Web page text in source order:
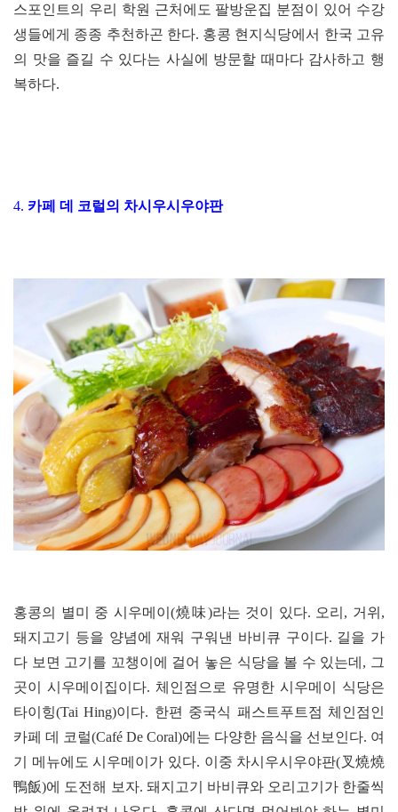
스포인트의 우리 학원 근처에도 팔방운집 분점이 있어 수강
생들에게 종종 추천하곤 한다. 홍콩 현지식당에서 한국 고유
의 맛을 즐길 수 있다는 사실에 방문할 때마다 감사하고 행
복하다.
4. 카페 데 코럴의 차시우시우야판
홍콩의 별미 중 시우메이(燒味)라는 것이 있다. 오리, 거위,
돼지고기 등을 양념에 재워 구워낸 바비큐 구이다. 길을 가
다 보면 고기를 꼬챙이에 걸어 놓은 식당을 볼 수 있는데, 그
곳이 시우메이집이다. 체인점으로 유명한 시우메이 식당은
타이힝(Tai Hing)이다. 한편 중국식 패스트푸트점 체인점인
카페 데 코럴(Café De Coral)에는 다양한 음식을 선보인다. 여
기 메뉴에도 시우메이가 있다. 이중 차시우시우야판(叉燒燒
鴨飯)에 도전해 보자. 돼지고기 바비큐와 오리고기가 한줄씩